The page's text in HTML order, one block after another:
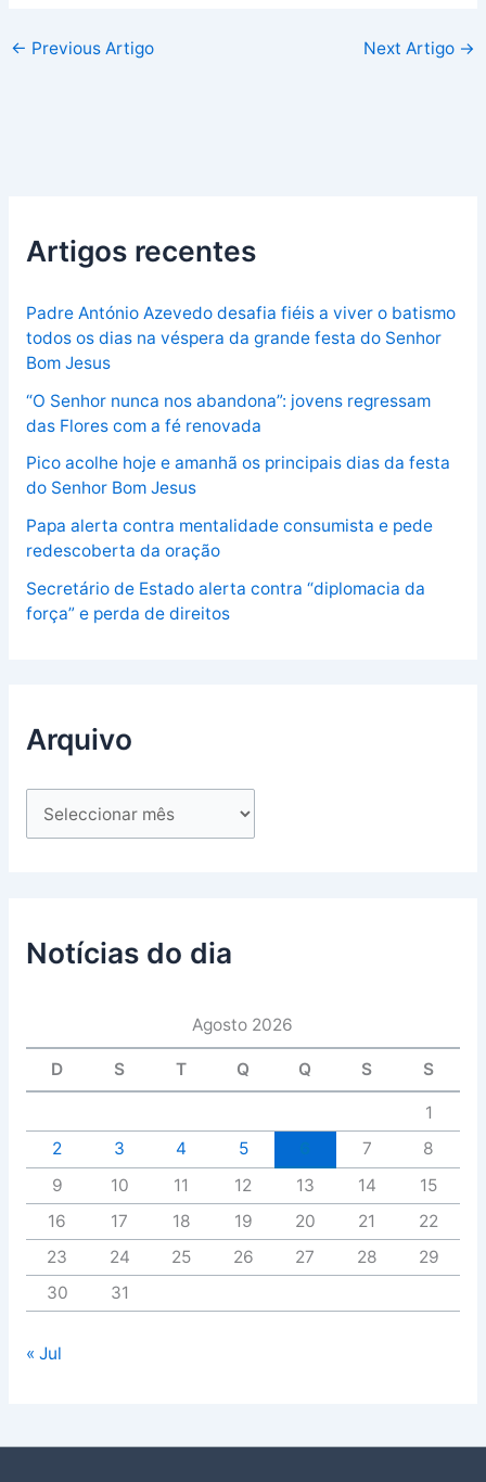
← Previous Artigo Next Artigo →
Artigos recentes
Padre António Azevedo desafia fiéis a viver o batismo
todos os dias na véspera da grande festa do Senhor
Bom Jesus
“O Senhor nunca nos abandona”: jovens regressam
das Flores com a fé renovada
Pico acolhe hoje e amanhã os principais dias da festa
do Senhor Bom Jesus
Papa alerta contra mentalidade consumista e pede
redescoberta da oração
Secretário de Estado alerta contra “diplomacia da
força” e perda de direitos
Arquivo
Notícias do dia
Agosto 2026
D S T Q Q S S
1
2
3 4 5 7
8
9
10 11 12 13 14
15
16
17 18 19 20 21
22
23
24 25 26 27 28
29
30
31
« Jul